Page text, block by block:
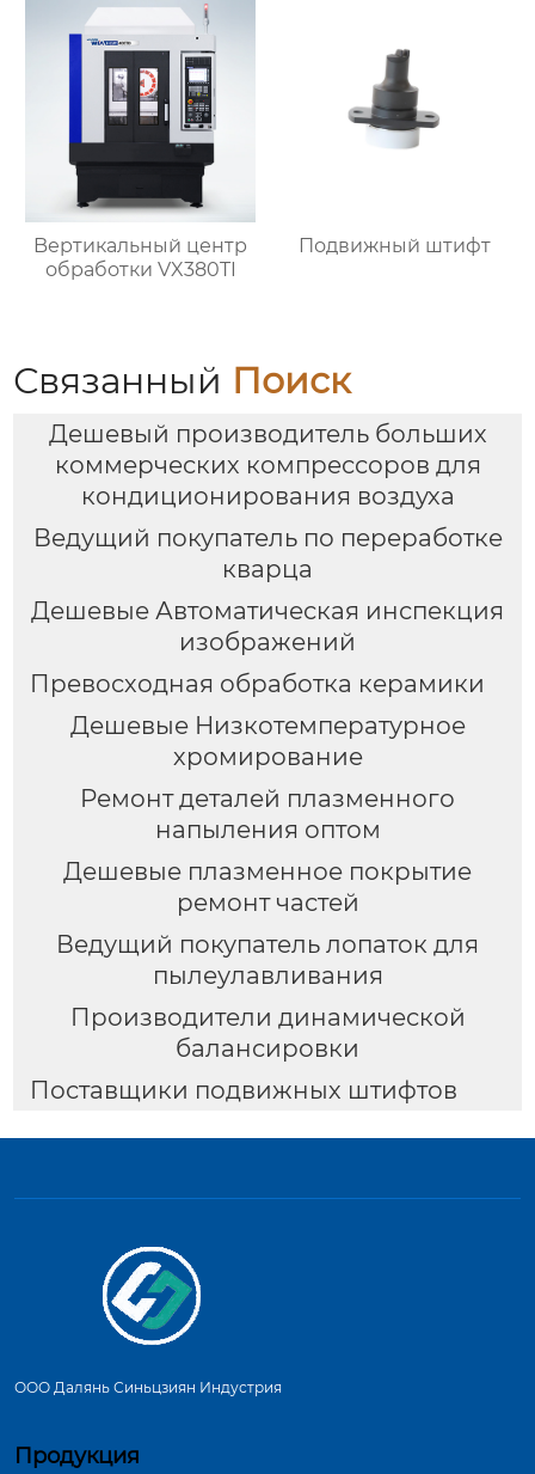
Bертикальный центр
обработки VX380TI
Подвижный штифт
Связанный Поиск
Дешевый производитель больших
коммерческих компрессоров для
кондиционирования воздуха
Ведущий покупатель по переработке
кварца
Дешевые Автоматическая инспекция
изображений
Превосходная обработка керамики
Дешевые Низкотемпературное
хромирование
Ремонт деталей плазменного
напыления оптом
Дешевые плазменное покрытие
ремонт частей
Ведущий покупатель лопаток для
пылеулавливания
Производители динамической
балансировки
Поставщики подвижных штифтов
ООО Далянь Синьцзиян Индустрия
Продукция